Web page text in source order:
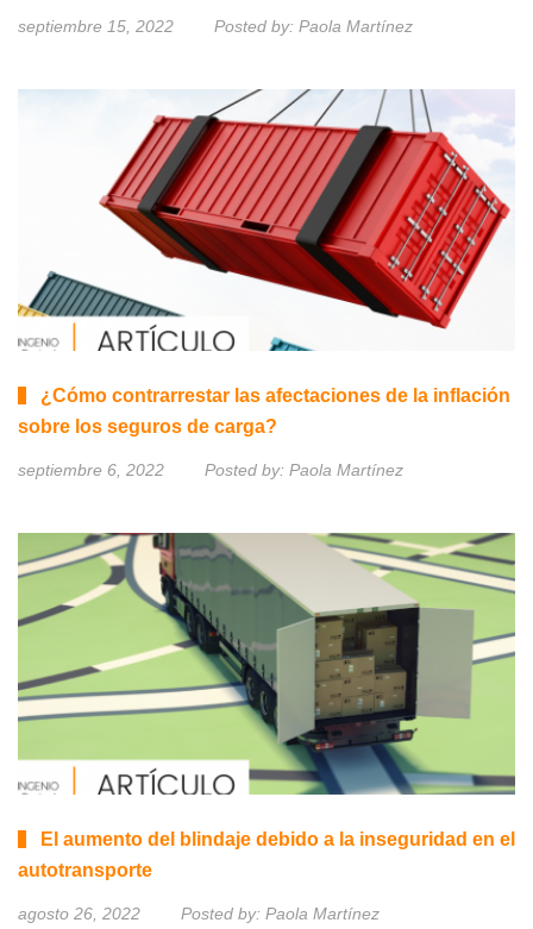
septiembre 15, 2022 Posted by: Paola Martínez
¿Cómo contrarrestar las afectaciones de la inflación
sobre los seguros de carga?
septiembre 6, 2022 Posted by: Paola Martínez
El aumento del blindaje debido a la inseguridad en el
autotransporte
agosto 26, 2022 Posted by: Paola Martínez